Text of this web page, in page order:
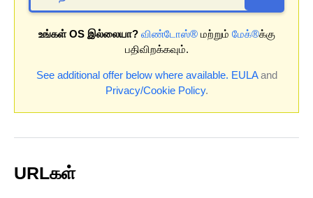
உங்கள் OS இல்லையா? விண்டோஸ்®மற்றும் மேக்®க்கு
பதிவிறக்கவும்.
See additional offer below where available. EULAand
Privacy/Cookie Policy.
URLகள்